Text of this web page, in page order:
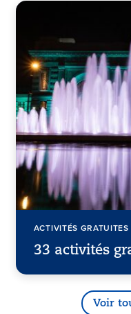
ACTIVITÉS GRATUITES
33 activités
Voir